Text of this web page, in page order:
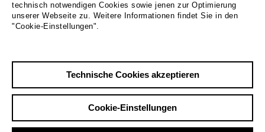
Theater Freiburg - Kleines Haus
Klima Krise Kunst
Veranstaltungsort
Theater Freiburg - Kleines Haus
technisch notwendigen Cookies sowie jenen zur Optimierung
unserer Webseite zu. Weitere Informationen findet Sie in den
"Cookie-Einstellungen".
Technische Cookies akzeptieren
Cookie-Einstellungen